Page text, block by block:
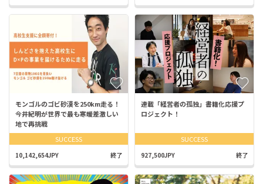
モンゴルのゴビ砂漠を250km走る！
今井紀明が世界で最も寒暖差激しい
地で再挑戦
SUCCESS
10,142,654JPY 終了
連載「経営者の孤独」書籍化応援プ
ロジェクト！
SUCCESS
927,500JPY 終了